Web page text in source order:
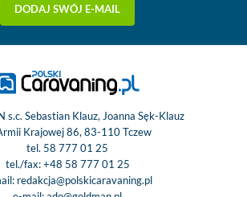
DODAJ SWÓJ E-MAIL
s.c. Sebastian Klauz, Joanna Sęk-Klauz
Krajowej 86, 83-110 Tczew
tel. 58 777 01 25
tel./fax:+48 58 777 01 25
redakcja@polskicaravaning.pl